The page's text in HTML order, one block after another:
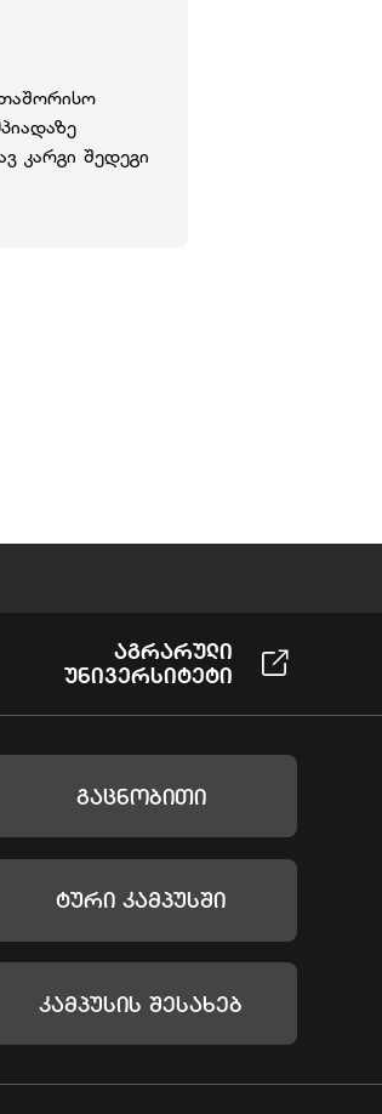
კარგი შედეგი
Აგრარული
Უნივერსიტეტი
Გაცნობითი
Ტური Კამპუსში
Კამპუსის Შესახებ